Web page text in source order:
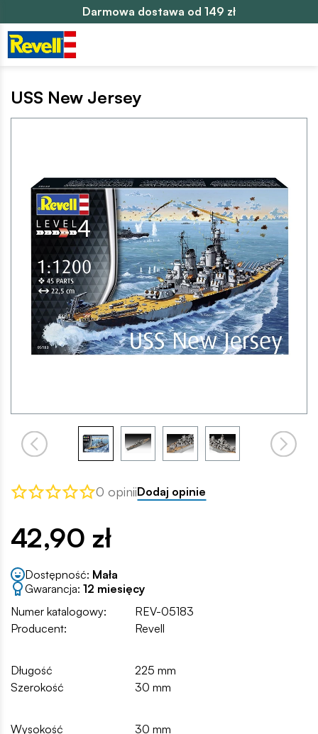
Darmowa dostawa od 149 zł
USS New Jersey
0 opiniiDodaj opinie
42,90 zł
Dostępność: Mała
Gwarancja: 12 miesięcy
Numer katalogowy:
REV-05183
Producent:
Revell
Długość
225 mm
Szerokość
30 mm
Wysokość
30 mm